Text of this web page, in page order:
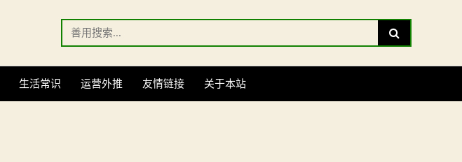
Search
for:
Search
生活常识 运营外推 友情链接 关于本站